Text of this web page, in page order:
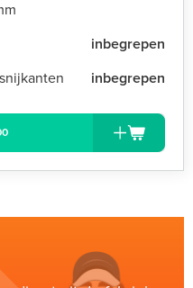
inbegrepen
inbegrepen